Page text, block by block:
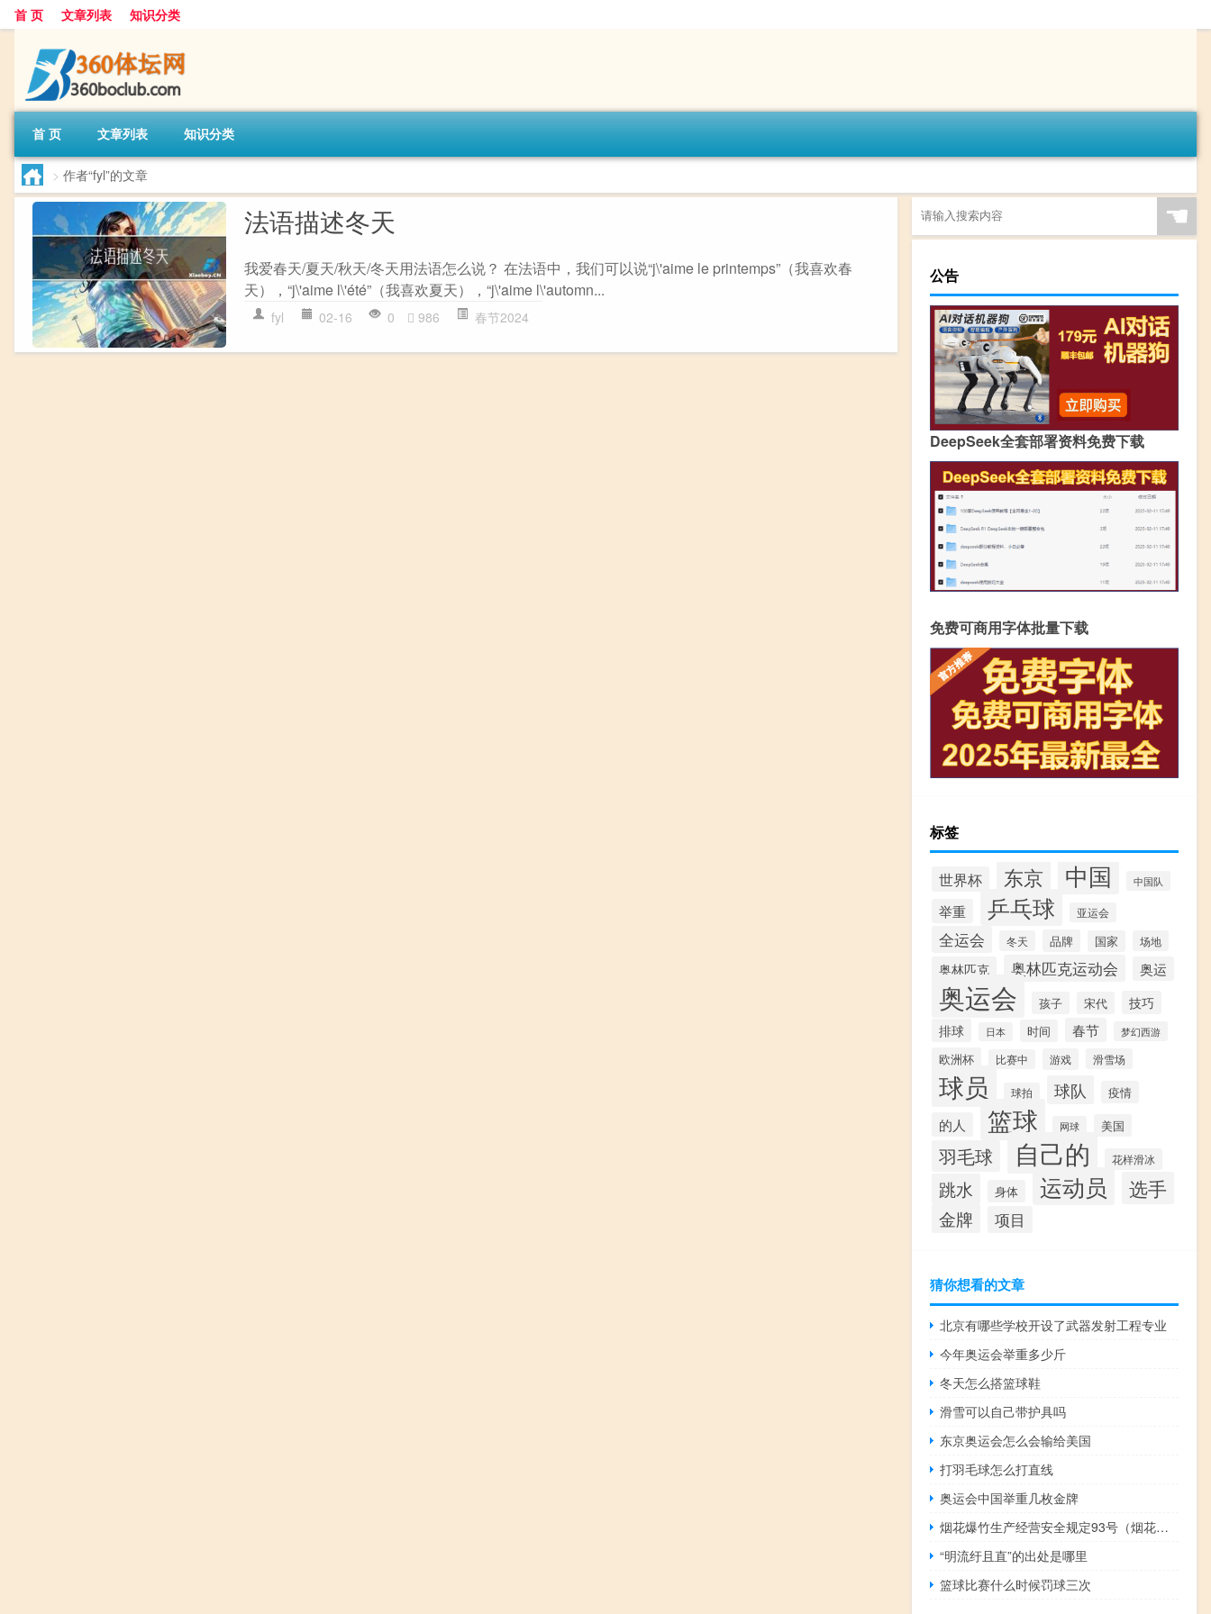
首 页 文章列表 知识分类
首 页 文章列表 知识分类
> 作者“fyl”的文章
法语描述冬天
我爱春天/夏天/秋天/冬天用法语怎么说？ 在法语中，我们可以说“j\'aime le printemps”（我喜欢春
天），“j\'aime l\'été”（我喜欢夏天），“j\'aime l\'automn...
fyl 02-16 0 986 春节2024
☚
公告
DeepSeek全套部署资料免费下载
免费可商用字体批量下载
标签
世界杯 东京 中国 中国队
举重 乒乓球 亚运会
全运会 冬天 品牌 国家 场地
奥林匹克 奥林匹克运动会 奥运
奥运会 孩子 宋代
技巧
排球
日本 时间 春节 梦幻西游
欧洲杯 比赛中 游戏 滑雪场
球员 球拍 球队 疫情
的人 篮球 网球 美国
羽毛球 自己的 花样滑冰
跳水 身体 运动员 选手
金牌 项目
猜你想看的文章
北京有哪些学校开设了武器发射工程专业
今年奥运会举重多少斤
冬天怎么搭篮球鞋
滑雪可以自己带护具吗
东京奥运会怎么会输给美国
打羽毛球怎么打直线
奥运会中国举重几枚金牌
烟花爆竹生产经营安全规定93号（烟花爆竹生产经营安全规定简介）
“明流纡且直”的出处是哪里
篮球比赛什么时候罚球三次